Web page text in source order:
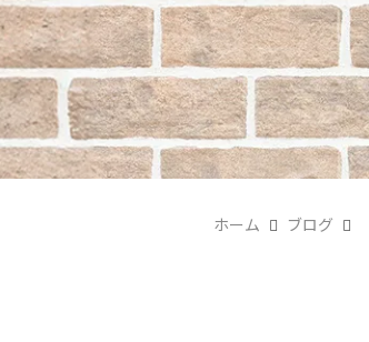
ホーム ブログ